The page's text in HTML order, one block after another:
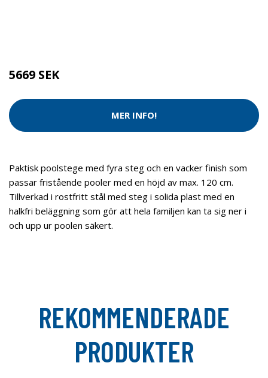
5669 SEK
MER INFO!
Paktisk poolstege med fyra steg och en vacker finish som
passar fristående pooler med en höjd av max. 120 cm.
Tillverkad i rostfritt stål med steg i solida plast med en
halkfri beläggning som gör att hela familjen kan ta sig ner i
och upp ur poolen säkert.
REKOMMENDERADE
PRODUKTER